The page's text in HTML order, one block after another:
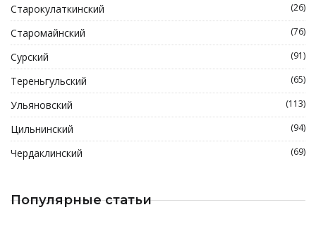
Старокулаткинский (26)
Старомайнский (76)
Сурский (91)
Тереньгульский (65)
Ульяновский (113)
Цильнинский (94)
Чердаклинский (69)
Популярные статьи